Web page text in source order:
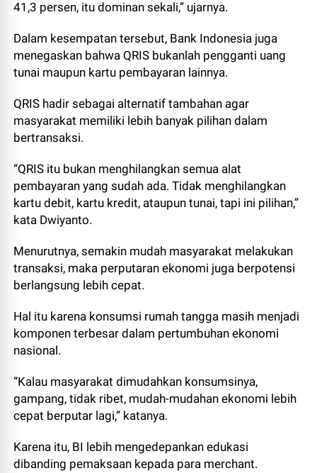
41,3 persen, itu dominan sekali,” ujarnya.
Dalam kesempatan tersebut, Bank Indonesia juga
menegaskan bahwa QRIS bukanlah pengganti uang
tunai maupun kartu pembayaran lainnya.
QRIS hadir sebagai alternatif tambahan agar
masyarakat memiliki lebih banyak pilihan dalam
bertransaksi.
“QRIS itu bukan menghilangkan semua alat
pembayaran yang sudah ada. Tidak menghilangkan
kartu debit, kartu kredit, ataupun tunai, tapi ini pilihan,”
kata Dwiyanto.
Menurutnya, semakin mudah masyarakat melakukan
transaksi, maka perputaran ekonomi juga berpotensi
berlangsung lebih cepat.
Hal itu karena konsumsi rumah tangga masih menjadi
komponen terbesar dalam pertumbuhan ekonomi
nasional.
“Kalau masyarakat dimudahkan konsumsinya,
gampang, tidak ribet, mudah-mudahan ekonomi lebih
cepat berputar lagi,” katanya.
Karena itu, BI lebih mengedepankan edukasi
dibanding pemaksaan kepada para merchant.